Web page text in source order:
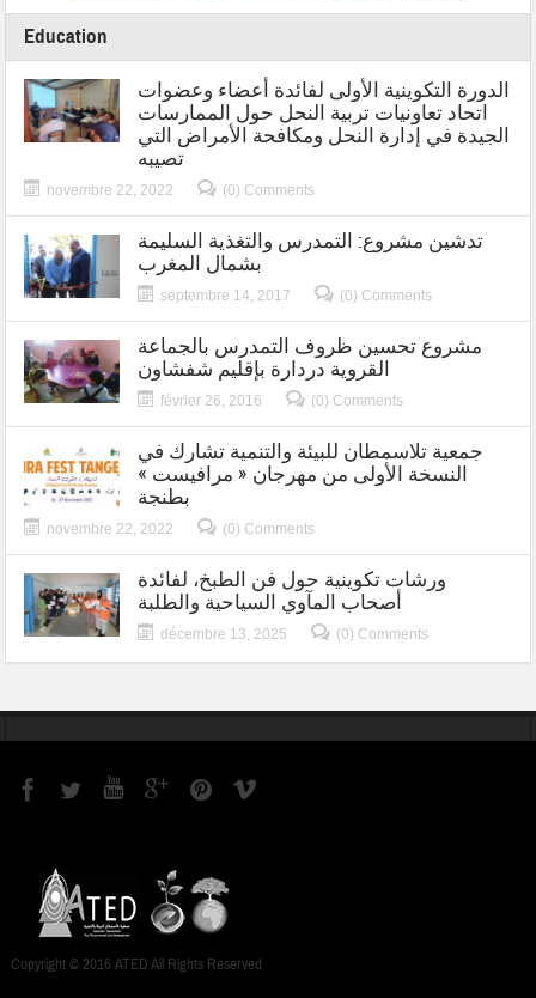
Education
الدورة التكوينية الأولى لفائدة أعضاء وعضوات
اتحاد تعاونيات تربية النحل حول الممارسات
الجيدة في إدارة النحل ومكافحة الأمراض التي
تصيبه
novembre 22, 2022 (0) Comments
تدشين مشروع: التمدرس والتغذية السليمة
بشمال المغرب
septembre 14, 2017 (0) Comments
مشروع تحسين ظروف التمدرس بالجماعة
القروية دردارة بإقليم شفشاون
février 26, 2016 (0) Comments
جمعية تلاسمطان للبيئة والتنمية تشارك في
النسخة الأولى من مهرجان « مرافيست »
بطنجة
novembre 22, 2022 (0) Comments
ورشات تكوينية حول فن الطبخ، لفائدة
أصحاب المآوي السياحية والطلبة
décembre 13, 2025 (0) Comments
Copyright © 2016 ATED All Rights Reserved